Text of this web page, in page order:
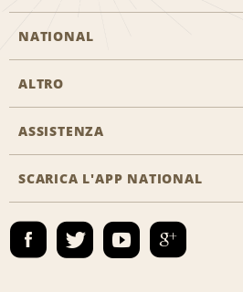
NATIONAL
Inizia una prenotazione
Programmi business
Emerald Club Accedi
ALTRO
Offerte di lavoro
ASSISTENZA
Accessibilità
Contatti
SCARICA L'APP NATIONAL